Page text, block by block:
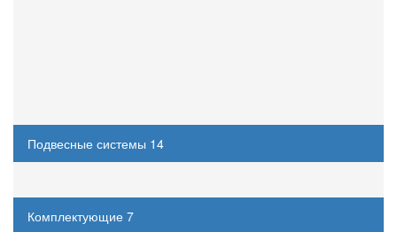
Подвесные системы 14
Комплектующие 7